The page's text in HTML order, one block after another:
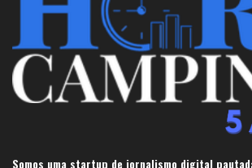
Somos uma startup de jornalismo digital